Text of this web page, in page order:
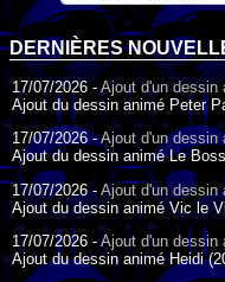
DERNIÈRES
17/07/2026 -Ajout d'un dessin
Ajout du dessin animé Peter
17/07/2026 -Ajout d'un dessin
Ajout du dessin animé Le
17/07/2026 - Ajout d'un dessin
Ajout du dessin animé Vic le
17/07/2026 - Ajout d'un dessin
Ajout du dessin animé Heidi